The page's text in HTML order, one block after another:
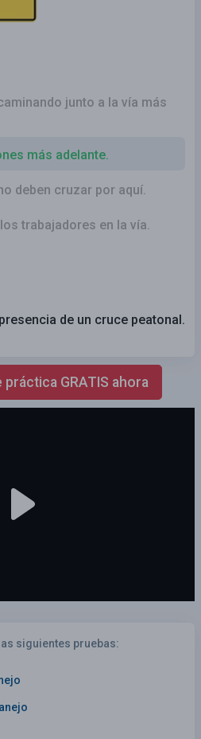
junto a la vía más
más adelante.
deben cruzar por aquí.
trabajadores en la vía.
de un cruce peatonal.
práctica GRATIS ahora
siguientes pruebas: